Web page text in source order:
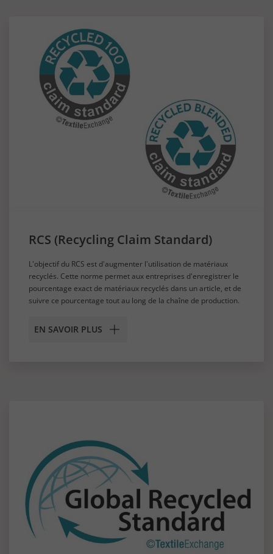
RCS (Recycling Claim Standard)
L'objectif du RCS est d'augmenter l'utilisation de matériaux
recyclés. Cette norme permet aux entreprises d'enregistrer le
pourcentage exact de matériaux recyclés dans un article, et de
suivre ce pourcentage tout au long de la chaîne de production.
EN SAVOIR PLUS